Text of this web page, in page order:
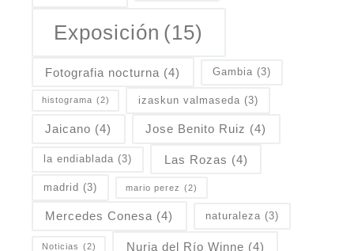
Exposición (15)
Fotografia nocturna (4) Gambia (3)
histograma (2) izaskun valmaseda (3)
Jaicano (4) Jose Benito Ruiz (4)
la endiablada (3) Las Rozas (4)
madrid (3) mario perez (2)
Mercedes Conesa (4) naturaleza (3)
Noticias (2) Nuria del Río Winne (4)